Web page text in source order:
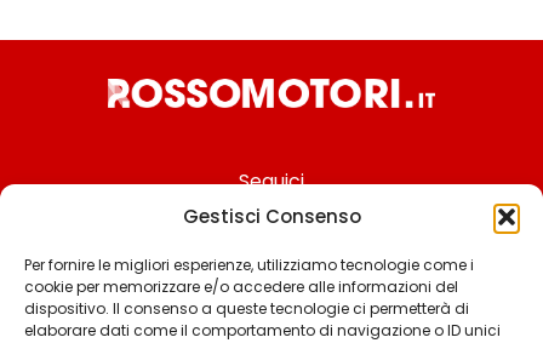
Gestisci Consenso
Per fornire le migliori esperienze, utilizziamo tecnologie come i
cookie per memorizzare e/o accedere alle informazioni del
dispositivo. Il consenso a queste tecnologie ci permetterà di
elaborare dati come il comportamento di navigazione o ID unici
Seguici
Chi siamo